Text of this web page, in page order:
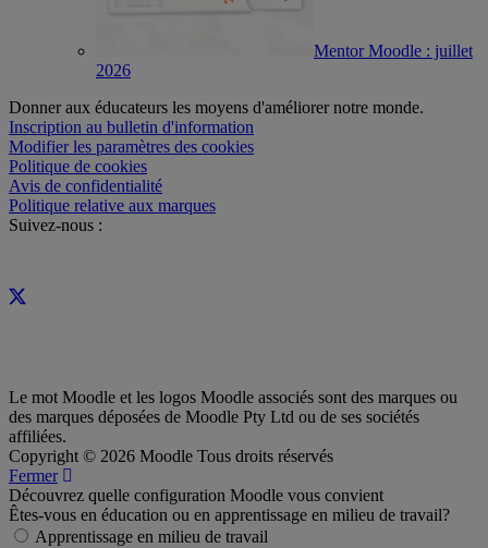
Mentor Moodle : juillet
2026
Donner aux éducateurs les moyens d'améliorer notre monde.
Inscription au bulletin d'information
Modifier les paramètres des cookies
Politique de cookies
Avis de confidentialité
Politique relative aux marques
Suivez-nous :
Le mot Moodle et les logos Moodle associés sont des marques ou
des marques déposées de Moodle Pty Ltd ou de ses sociétés
affiliées.
Copyright © 2026 Moodle Tous droits réservés
Fermer
Découvrez quelle configuration Moodle vous convient
Êtes-vous en éducation ou en apprentissage en milieu de travail?
Apprentissage en milieu de travail